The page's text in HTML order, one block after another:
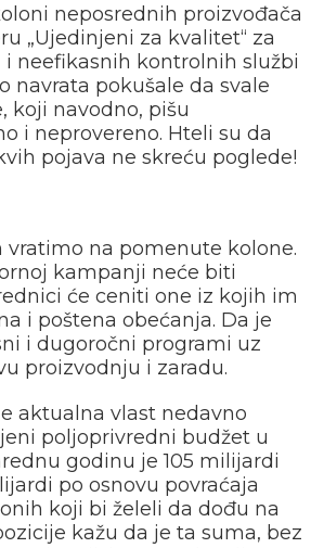
neposrednih proizvođača
„Ujedinjeni za kvalitet“ za
neefikasnih kontrolnih službi
navrata pokušale da svale
koji navodno, pišu
i neprovereno. Hteli su da
pojava ne skreću poglede!
vratimo na pomenute kolone.
kampanji neće biti
će ceniti one iz kojih im
i poštena obećanja. Da je
i dugoročni programi uz
proizvodnju i zaradu.
aktualna vlast nedavno
poljoprivredni budžet u
godinu je 105 milijardi
po osnovu povraćaja
koji bi želeli da dođu na
kažu da je ta suma, bez